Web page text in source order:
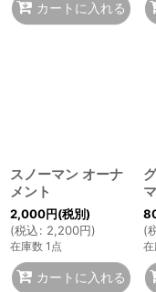
カートに入れる
スノーマン オーナ
メント
2,000円(税別)
(税込: 2,200円)
在庫数 1点
カートに入れる
(
在